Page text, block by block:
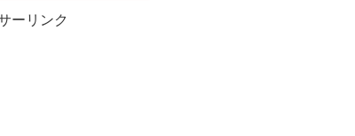
ーリンク